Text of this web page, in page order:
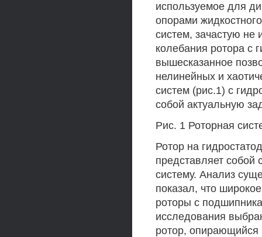
используемое для
опорами
систем, зачастую не
колебания ротора с
вышесказанное
нелинейных и
систем (рис.1) с
собой актуальную
Рис. 1 Роторная
Ротор на
представляет
систему. Анализ
показал, что
роторы с
исследования
ротор, опирающийся